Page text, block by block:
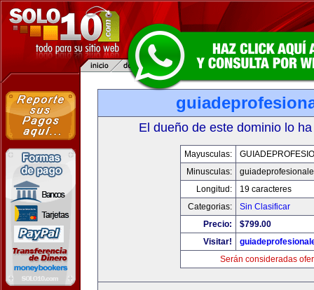
El dueño de este dominio lo
Mayusculas:
Minusculas:
Longitud:
19 caracteres
Categorias:
Sin Clasificar
Precio:
$799.00
Visitar!
Serán consideradas